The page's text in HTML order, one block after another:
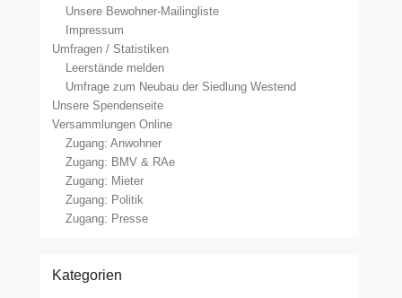
Unsere Bewohner-Mailingliste
Impressum
Umfragen / Statistiken
Leerstände melden
Umfrage zum Neubau der Siedlung Westend
Unsere Spendenseite
Versammlungen Online
Zugang: Anwohner
Zugang: BMV & RAe
Zugang: Mieter
Zugang: Politik
Zugang: Presse
Kategorien